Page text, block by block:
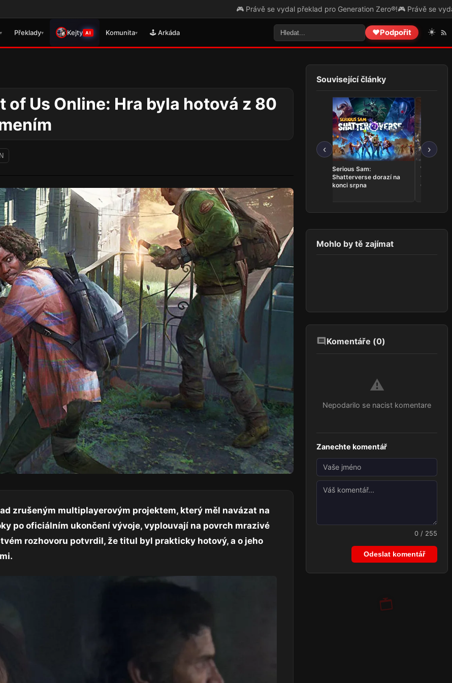
🎮 Právě se vydal překlad pro Generation Zero®!🎮 Právě se vydal překlad pro
▾ Překlady▾ Kejty AI Komunita▾ 🕹️ Arkáda ❤️Podpořit ☀️
of Us Online: Hra byla hotová z 80
zrušeným multiplayerovým projektem, který měl navázat na
po oficiálním ukončení vývoje, vyplouvají na povrch mrazivé
rozhovoru potvrdil, že titul byl prakticky hotový, a o jeho
Související články
‹
traileru
Serious Sam:
Shatterverse dorazí na
konci srpna
vrací do
Online v
›
Mohlo by tě zajímat
Komentáře (0)
⚠️
Nepodarilo se nacist komentare
Zanechte komentář
0 / 255
Odeslat komentář